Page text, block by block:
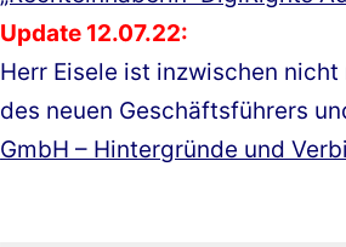
Update 12.07.22:
Herr Eisele ist inzwischen
des neuen Geschäftsführers
GmbH – Hintergründe und